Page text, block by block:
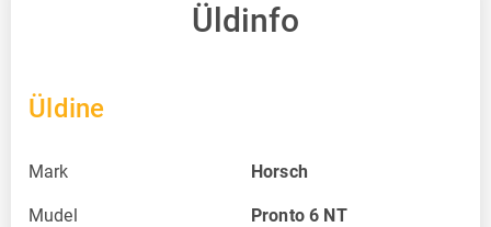
Üldinfo
Üldine
Mark Horsch
Mudel Pronto 6 NT